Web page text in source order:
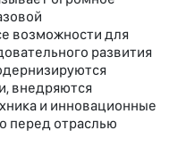
возможности для
развития
внедряются
и инновационные
перед отраслью